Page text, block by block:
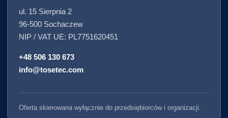
ul. 15 Sierpnia 2
96-500 Sochaczew
NIP / VAT UE: PL7751620451
+48 506 130 673
info@tosetec.com
Oferta skierowana wyłącznie do przedsiębiorców i organizacji.